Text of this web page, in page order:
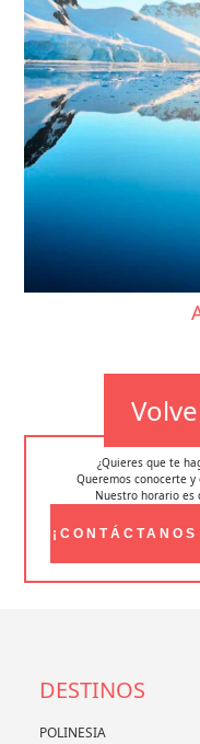
¿Quieres que te
Queremos conocerte
Nuestro horario es
DESTINOS
POLINESIA